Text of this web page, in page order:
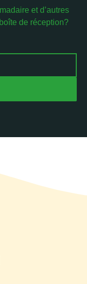
et d’autres
de réception?